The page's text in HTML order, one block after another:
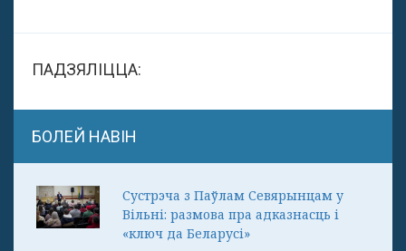
ПАДЗЯЛІЦЦА:
БОЛЕЙ НАВІН
Сустрэча з Паўлам Севярынцам у
Вільні: размова пра адказнасць і
«ключ да Беларусі»